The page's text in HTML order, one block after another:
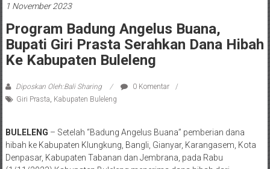
1 November 2023
Program Badung Angelus Buana,
Bupati Giri Prasta Serahkan Dana Hibah
Ke Kabupaten Buleleng
Diposkan Oleh:Bali Sharing
0 Komentar
Giri Prasta, Kabupaten Buleleng
BULELENG – Setelah “Badung Angelus Buana” pemberian dana
hibah ke Kabupaten Klungkung, Bangli, Gianyar, Karangasem, Kota
Denpasar, Kabupaten Tabanan dan Jembrana, pada Rabu